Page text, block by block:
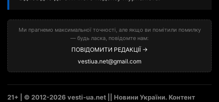
Ми прагнемо максимальної точності, але якщо ви помітили помилку
— будь ласка, повідомте нам:
ПОВІДОМИТИ РЕДАКЦІЇ →
vestiua.net@gmail.com
21+ | © 2012-2026 vesti-ua.net || Новини України. Контент